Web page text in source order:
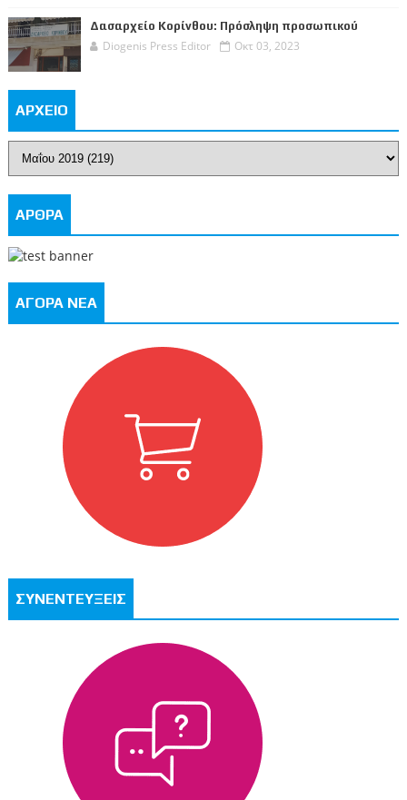
Δασαρχείο Κορίνθου: Πρόσληψη προσωπικού
Diogenis Press Editor Οκτ 03, 2023
ΑΡΧΕΙΟ
ΑΡΘΡΑ
ΑΓΟΡΑ ΝΕΑ
ΣΥΝΕΝΤΕΥΞΕΙΣ